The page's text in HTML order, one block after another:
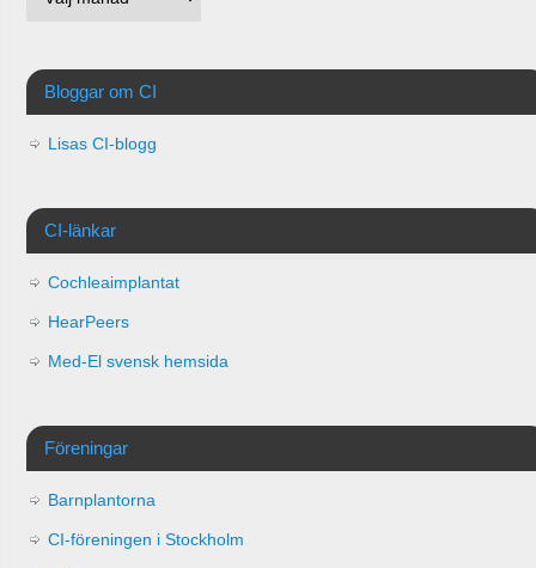
Bloggar om CI
Lisas CI-blogg
CI-länkar
Cochleaimplantat
HearPeers
Med-El svensk hemsida
Föreningar
Barnplantorna
CI-föreningen i Stockholm